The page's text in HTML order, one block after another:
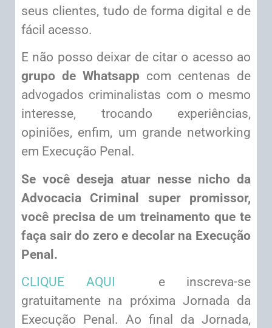
seus clientes, tudo de forma digital e de
fácil acesso.
E não posso deixar de citar o acesso ao
grupo de Whatsapp com centenas de
advogados criminalistas com o mesmo
interesse, trocando experiências,
opiniões, enfim, um grande networking
em Execução Penal.
Se você deseja atuar nesse nicho da
Advocacia Criminal super promissor,
você precisa de um treinamento que te
faça sair do zero e decolar na Execução
Penal.
CLIQUE AQUI e inscreva-se
gratuitamente na próxima Jornada da
Execução Penal. Ao final da Jornada,